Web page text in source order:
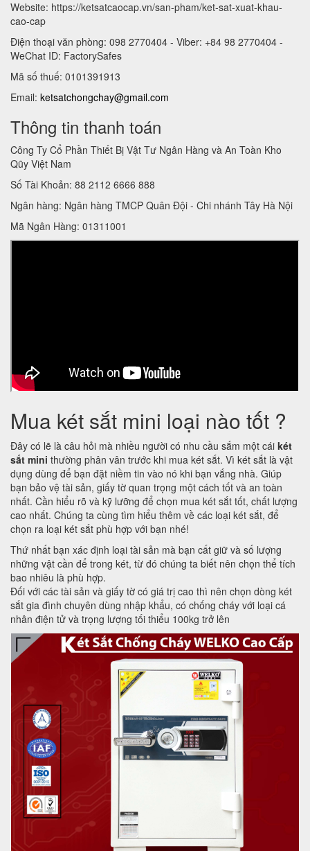
Website: https://ketsatcaocap.vn/san-pham/ket-sat-xuat-khau-
cao-cap
Điện thoại văn phòng: 098 2770404 - Viber: +84 98 2770404 -
WeChat ID: FactorySafes
Mã số thuế: 0101391913
Email: ketsatchongchay@gmail.com
Thông tin thanh toán
Công Ty Cổ Phần Thiết Bị Vật Tư Ngân Hàng và An Toàn Kho
Qũy Việt Nam
Số Tài Khoản: 88 2112 6666 888
Ngân hàng: Ngân hàng TMCP Quân Đội - Chi nhánh Tây Hà Nội
Mã Ngân Hàng: 01311001
Mua két sắt mini loại nào tốt ?
Đây có lẽ là câu hỏi mà nhiều người có nhu cầu sắm một cái két
sắt mini thường phân vân trước khi mua két sắt. Vì két sắt là vật
dụng dùng để bạn đặt niềm tin vào nó khi bạn vắng nhà. Giúp
bạn bảo vệ tài sản, giấy tờ quan trọng một cách tốt và an toàn
nhất. Cần hiểu rõ và kỹ lưỡng để chọn mua két sắt tốt, chất lượng
cao nhất. Chúng ta cùng tìm hiểu thêm về các loại két sắt, để
chọn ra loại két sắt phù hợp với bạn nhé!
Thứ nhất bạn xác định loại tài sản mà bạn cất giữ và số lượng
những vật cần để trong két, từ đó chúng ta biết nên chọn thể tích
bao nhiêu là phù hợp.
Đối với các tài sản và giấy tờ có giá trị cao thì nên chọn dòng két
sắt gia đình chuyên dùng nhập khẩu, có chống cháy với loại cá
nhân điện tử và trọng lượng tối thiểu 100kg trở lên